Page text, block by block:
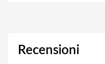
Recensioni